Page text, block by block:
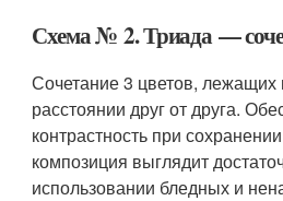
Схема № 2. Триада —
Сочетание 3 цветов, лежащих
расстоянии друг от друга.
контрастность при
композиция выглядит
использовании бледных и